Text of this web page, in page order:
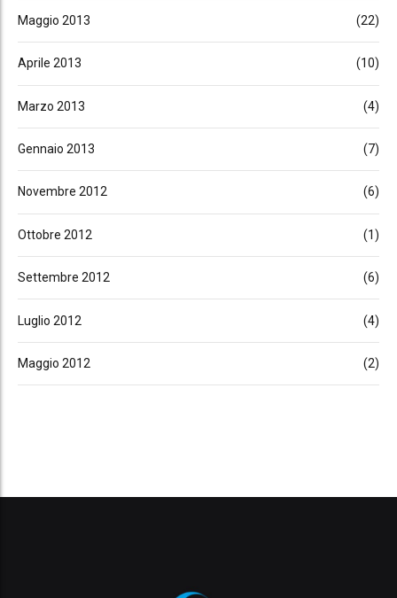
Maggio 2013 (22)
Aprile 2013 (10)
Marzo 2013 (4)
Gennaio 2013 (7)
Novembre 2012 (6)
Ottobre 2012 (1)
Settembre 2012 (6)
Luglio 2012 (4)
Maggio 2012 (2)